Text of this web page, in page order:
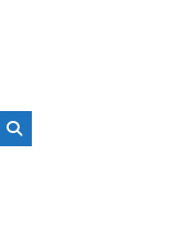
｜株式会社
、日本では珍しい「海外ブ
な商品」「コストパフォー